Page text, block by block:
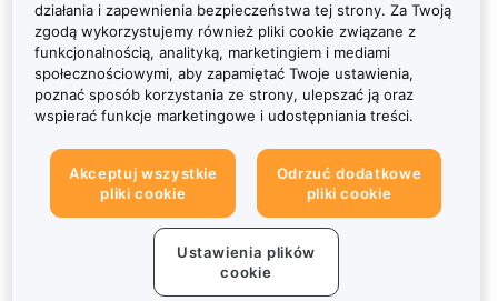
działania i zapewnienia bezpieczeństwa tej strony. Za Twoją
zgodą wykorzystujemy również pliki cookie związane z
funkcjonalnością, analityką, marketingiem i mediami
społecznościowymi, aby zapamiętać Twoje ustawienia,
poznać sposób korzystania ze strony, ulepszać ją oraz
wspierać funkcje marketingowe i udostępniania treści.
Akceptuj wszystkie
pliki cookie
Odrzuć dodatkowe
pliki cookie
Ustawienia plików
cookie